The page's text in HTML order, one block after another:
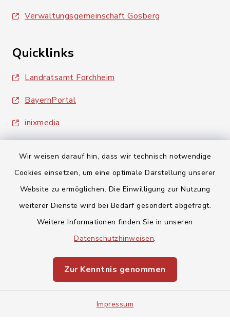
Wir weisen darauf hin, dass wir technisch notwendige
Cookies einsetzen, um eine optimale Darstellung unserer
Website zu ermöglichen. Die Einwilligung zur Nutzung
weiterer Dienste wird bei Bedarf gesondert abgefragt.
Weitere Informationen finden Sie in unseren
Datenschutzhinweisen.
Zur Kenntnis genommen
Impressum
Verwaltungsgemeinschaft Gosberg
Quicklinks
Landratsamt Forchheim
BayernPortal
inixmedia
Barrierefreiheit
Impressum
Sitemap